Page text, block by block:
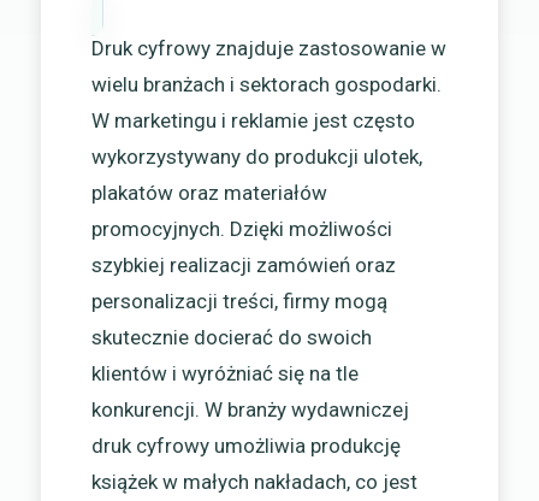
Druk cyfrowy znajduje zastosowanie w
wielu branżach i sektorach gospodarki.
W marketingu i reklamie jest często
wykorzystywany do produkcji ulotek,
plakatów oraz materiałów
promocyjnych. Dzięki możliwości
szybkiej realizacji zamówień oraz
personalizacji treści, firmy mogą
skutecznie docierać do swoich
klientów i wyróżniać się na tle
konkurencji. W branży wydawniczej
druk cyfrowy umożliwia produkcję
książek w małych nakładach, co jest